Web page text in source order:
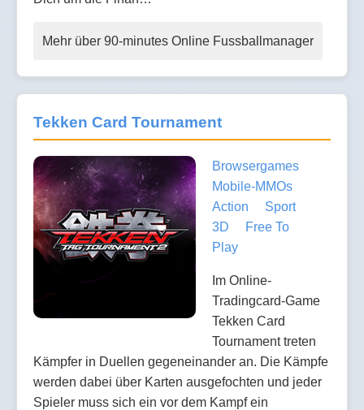
Mehr über 90-minutes Online Fussballmanager
Tekken Card Tournament
Browsergames
Mobile-MMOs
Action
Sport
3D
Free To
Play
Im Online-
Tradingcard-Game
Tekken Card
Tournament treten
Kämpfer in Duellen gegeneinander an. Die Kämpfe
werden dabei über Karten ausgefochten und jeder
Spieler muss sich ein vor dem Kampf ein